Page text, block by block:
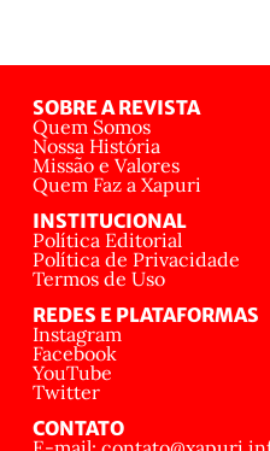
SOBRE A REVISTA
Quem Somos
Nossa História
Missão e Valores
Quem Faz a Xapuri
INSTITUCIONAL
Política Editorial
Política de Privacidade
Termos de Uso
REDES E PLATAFORMAS
Instagram
Facebook
YouTube
Twitter
CONTATO